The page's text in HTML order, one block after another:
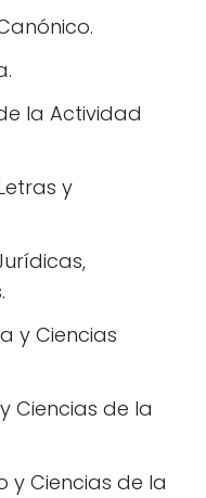
la Actividad
y
y Ciencias
Ciencias de la
y Ciencias de la